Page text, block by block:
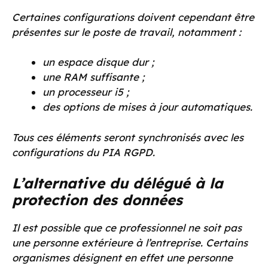
Certaines configurations doivent cependant être
présentes sur le poste de travail, notamment :
un espace disque dur ;
une RAM suffisante ;
un processeur i5 ;
des options de mises à jour automatiques.
Tous ces éléments seront synchronisés avec les
configurations du PIA RGPD.
L’alternative du délégué à la
protection des données
Il est possible que ce professionnel ne soit pas
une personne extérieure à l’entreprise. Certains
organismes désignent en effet une personne